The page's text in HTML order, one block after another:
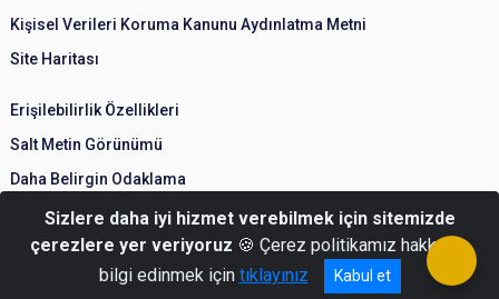
Kişisel Verileri Koruma Kanunu Aydınlatma Metni
Site Haritası
Erişilebilirlik Özellikleri
Salt Metin Görünümü
Daha Belirgin Odaklama
© Türkiye Cumhuriyeti İçişleri Bakanlığı
Sizlere daha iyi hizmet verebilmek için sitemizde
çerezlere yer veriyoruz 🍪 Çerez politikamız hakkında
bilgi edinmek için tıklayınız Kabul et